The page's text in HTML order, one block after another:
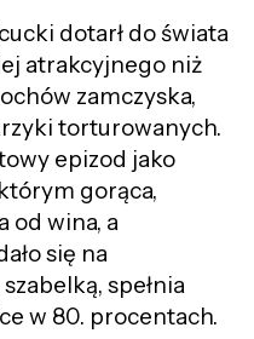
dotarł do świata
atrakcyjnego niż
zamczyska,
torturowanych.
epizod jako
gorąca,
od wina, a
się na
spełnia
w 80. procentach.